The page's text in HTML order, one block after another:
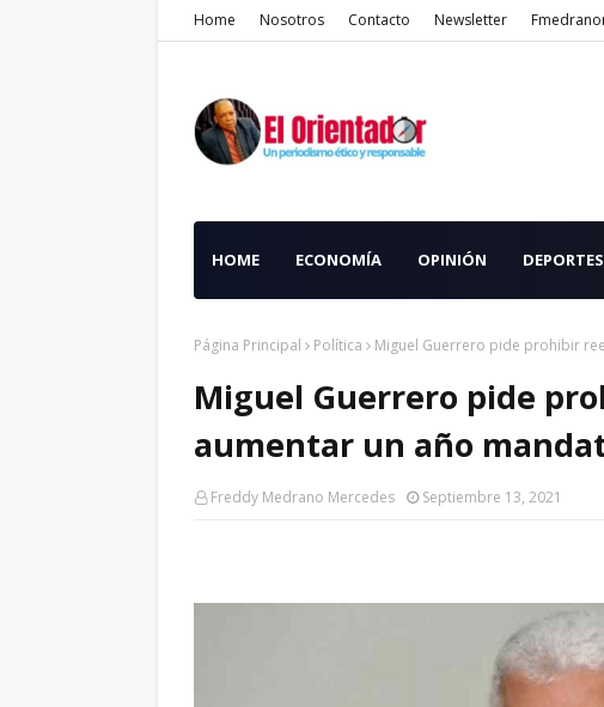
Home Nosotros Contacto Newsletter
HOME ECONOMÍA OPINIÓN DEPORTES
Página Principal Política Miguel Guerrero pide prohibir
Miguel Guerrero pide
aumentar un año
Freddy Medrano Mercedes Septiembre 13, 2021